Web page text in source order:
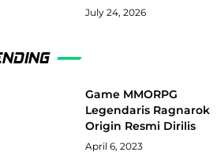
July 24, 2026
Game MMORPG
Legendaris Ragnarok
Origin Resmi Dirilis
April 6, 2023